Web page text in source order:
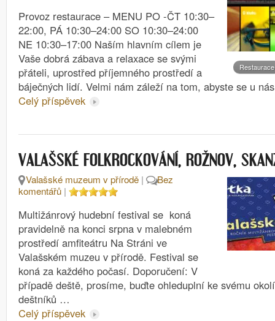
Restaurace
Provoz restaurace – MENU PO -ČT 10:30–
22:00, PÁ 10:30–24:00 SO 10:30–24:00
NE 10:30–17:00 Naším hlavním cílem je
Vaše dobrá zábava a relaxace se svými
přáteli, uprostřed příjemného prostředí a
báječných lidí. Velmi nám záleží na tom, abyste se u
Celý příspěvek
VALAŠSKÉ FOLKROCKOVÁNÍ, ROŽNOV,
Valašské muzeum v přírodě |
Bez
komentářů |
Multižánrový hudební festival se koná
pravidelně na konci srpna v malebném
prostředí amfiteátru Na Stráni ve
Valašském muzeu v přírodě. Festival se
koná za každého počasí. Doporučení: V
případě deště, prosíme, buďte ohleduplní ke svému
deštníků …
Celý příspěvek